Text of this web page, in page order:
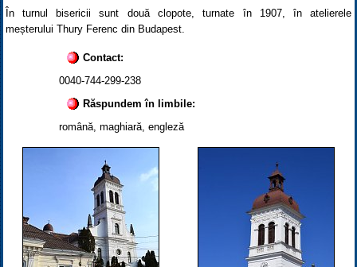
În turnul bisericii sunt două clopote, turnate în 1907, în atelierele
meșterului Thury Ferenc din Budapest.
Contact:
0040-744-299-238
Răspundem în limbile:
română, maghiară, engleză